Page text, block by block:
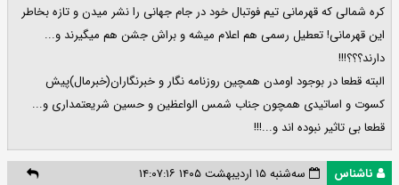
کره شمالی که قهرمانی تیم فوتبال خود در جام جهانی را نشر میدن و تازه بخاطر
این قهرمانی! تعطیل رسمی هم اعلام میشه و براش جشن هم میگیرند و...
دارند؟؟؟!!!
البته قطعا در بوجود اومدن همچین روزنامه نگار و خبرنگاران(خبرمال)پیش
کسوت و اساتیدی همچون جناب شمس الواعظین و حسین شریعتمداری و...
قطعا بی تاثیر نبوده اند و...!!!
ناشناس
سه‌شنبه ۱۵ اردیبهشت ۱۴۰۵ ۱۴:۰۷:۱۶